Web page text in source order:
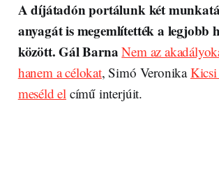
A díjátadón portálunk két
anyagát is megemlítették a legjobb
között. Gál Barna Nem az
hanem a célokat, Simó VeronikaKicsi
meséld el című interjúit.